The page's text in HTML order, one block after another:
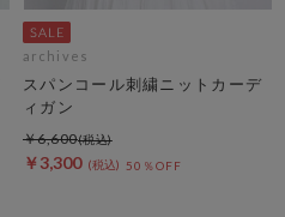
archives
スパンコール刺繍ニットカーデ
ィガン
￥3,300 50％OFF
￥6,600